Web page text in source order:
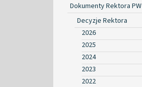
Dokumenty Rektora PW
Decyzje Rektora
2026
2025
2024
2023
2022